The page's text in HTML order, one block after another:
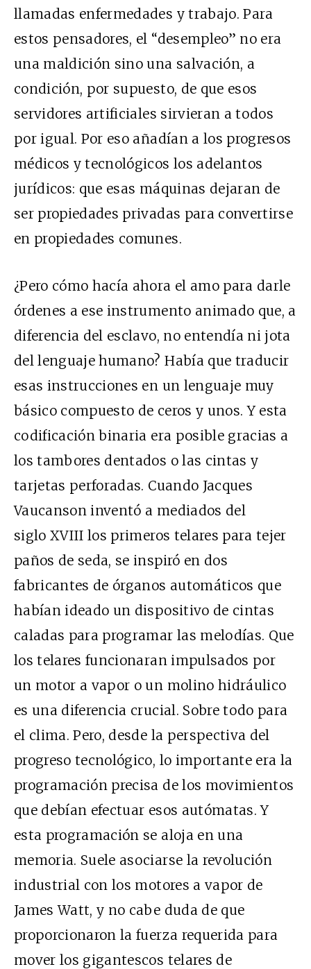
llamadas enfermedades y trabajo. Para
estos pensadores, el “desempleo” no era
una maldición sino una salvación, a
condición, por supuesto, de que esos
servidores artificiales sirvieran a todos
por igual. Por eso añadían a los progresos
médicos y tecnológicos los adelantos
jurídicos: que esas máquinas dejaran de
ser propiedades privadas para convertirse
en propiedades comunes.
¿Pero cómo hacía ahora el amo para darle
órdenes a ese instrumento animado que, a
diferencia del esclavo, no entendía ni jota
del lenguaje humano? Había que traducir
esas instrucciones en un lenguaje muy
básico compuesto de ceros y unos. Y esta
codificación binaria era posible gracias a
los tambores dentados o las cintas y
tarjetas perforadas. Cuando Jacques
Vaucanson inventó a mediados del
siglo XVIII los primeros telares para tejer
paños de seda, se inspiró en dos
fabricantes de órganos automáticos que
habían ideado un dispositivo de cintas
caladas para programar las melodías. Que
los telares funcionaran impulsados por
un motor a vapor o un molino hidráulico
es una diferencia crucial. Sobre todo para
el clima. Pero, desde la perspectiva del
progreso tecnológico, lo importante era la
programación precisa de los movimientos
que debían efectuar esos autómatas. Y
esta programación se aloja en una
memoria. Suele asociarse la revolución
industrial con los motores a vapor de
James Watt, y no cabe duda de que
proporcionaron la fuerza requerida para
mover los gigantescos telares de